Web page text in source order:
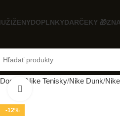
ŽENYDOPLNKYDARČEKY 🎁
Domov Nike Tenisky Nike Dunk
-12%